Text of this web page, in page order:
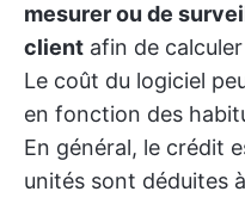
mesurer ou de
client afin de
Le coût du logiciel
en fonction des
En général, le crédit
unités sont déduites